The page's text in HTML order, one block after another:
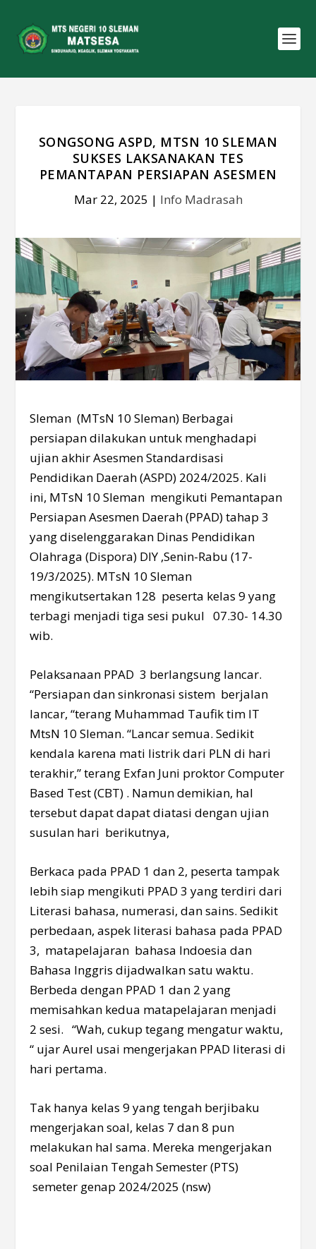
SONGSONG ASPD, MTSN 10 SLEMAN
SUKSES LAKSANAKAN TES
PEMANTAPAN PERSIAPAN ASESMEN
Mar 22, 2025 | Info Madrasah
Sleman (MTsN 10 Sleman) Berbagai
persiapan dilakukan untuk menghadapi
ujian akhir Asesmen Standardisasi
Pendidikan Daerah (ASPD) 2024/2025. Kali
ini, MTsN 10 Sleman mengikuti Pemantapan
Persiapan Asesmen Daerah (PPAD) tahap 3
yang diselenggarakan Dinas Pendidikan
Olahraga (Dispora) DIY ,Senin-Rabu (17-
19/3/2025). MTsN 10 Sleman
mengikutsertakan 128 peserta kelas 9 yang
terbagi menjadi tiga sesi pukul 07.30- 14.30
wib.
Pelaksanaan PPAD 3 berlangsung lancar.
“Persiapan dan sinkronasi sistem berjalan
lancar, “terang Muhammad Taufik tim IT
MtsN 10 Sleman. “Lancar semua. Sedikit
kendala karena mati listrik dari PLN di hari
terakhir,” terang Exfan Juni proktor Computer
Based Test (CBT) . Namun demikian, hal
tersebut dapat dapat diatasi dengan ujian
susulan hari berikutnya,
Berkaca pada PPAD 1 dan 2, peserta tampak
lebih siap mengikuti PPAD 3 yang terdiri dari
Literasi bahasa, numerasi, dan sains. Sedikit
perbedaan, aspek literasi bahasa pada PPAD
3, matapelajaran bahasa Indoesia dan
Bahasa Inggris dijadwalkan satu waktu.
Berbeda dengan PPAD 1 dan 2 yang
memisahkan kedua matapelajaran menjadi
2 sesi. “Wah, cukup tegang mengatur waktu,
“ ujar Aurel usai mengerjakan PPAD literasi di
hari pertama.
Tak hanya kelas 9 yang tengah berjibaku
mengerjakan soal, kelas 7 dan 8 pun
melakukan hal sama. Mereka mengerjakan
soal Penilaian Tengah Semester (PTS)
semeter genap 2024/2025 (nsw)